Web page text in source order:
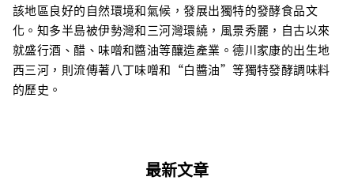
該地區良好的自然環境和氣候，發展出獨特的發酵食品文
化。知多半島被伊勢灣和三河灣環繞，風景秀麗，自古以來
就盛行酒、醋、味噌和醬油等釀造產業。德川家康的出生地
西三河，則流傳著八丁味噌和“白醬油”等獨特發酵調味料
的歷史。
最新文章